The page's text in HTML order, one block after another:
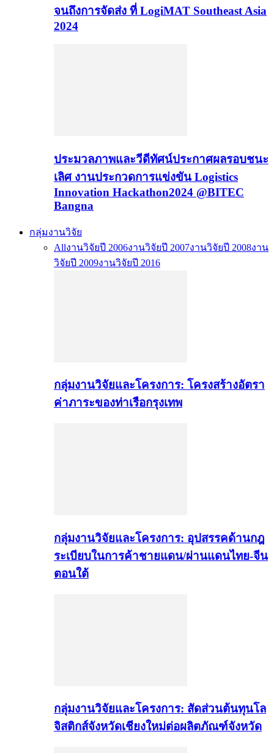
จนถึงการจัดส่ง ที่ LogiMAT Southeast Asia
2024
ประมวลภาพและวีดีทัศน์ประกาศผลรอบชนะ
เลิศ งานประกวดการแข่งขัน Logistics
Innovation Hackathon2024 @BITEC
Bangna
กลุ่มงานวิจัย
Allงานวิจัยปี 2006งานวิจัยปี 2007งานวิจัยปี 2008งาน
วิจัยปี 2009งานวิจัยปี 2016
กลุ่มงานวิจัยและโครงการ: โครงสร้างอัตรา
ค่าภาระของท่าเรือกรุงเทพ
กลุ่มงานวิจัยและโครงการ: อุปสรรคด้านกฎ
ระเบียบในการค้าชายแดน/ผ่านแดนไทย-จีน
ตอนใต้
กลุ่มงานวิจัยและโครงการ: สัดส่วนต้นทุนโล
จิสติกส์จังหวัดเชียงใหม่ต่อผลิตภัณฑ์จังหวัด